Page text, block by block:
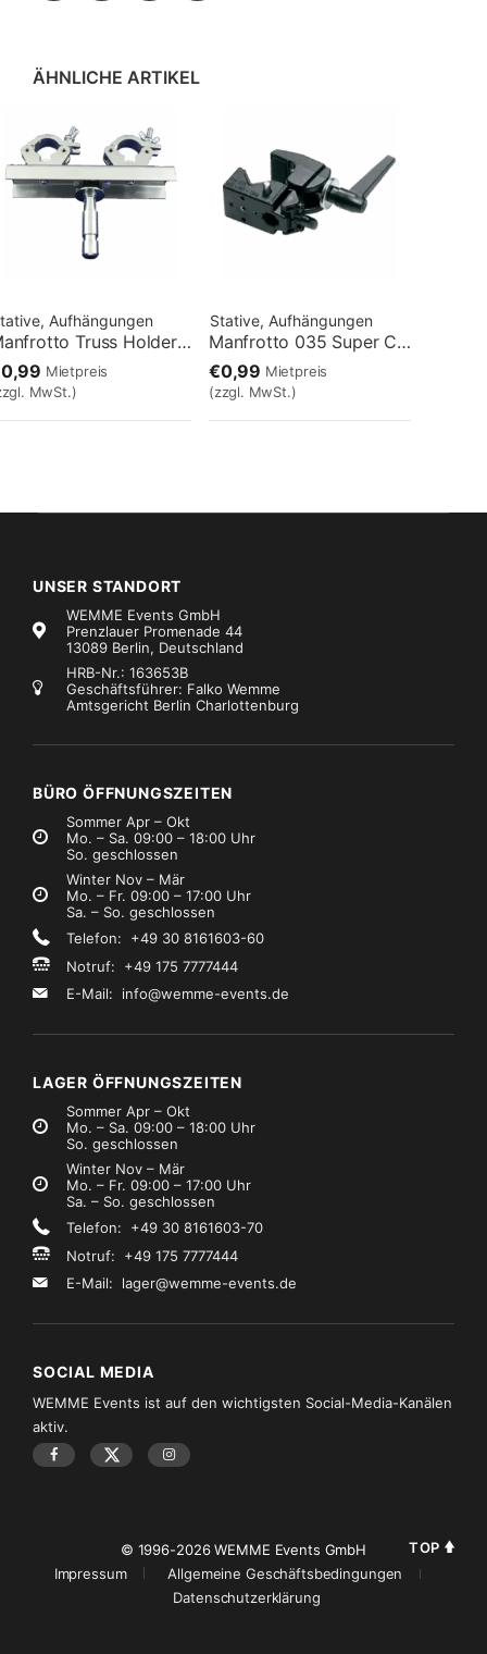
ÄHNLICHE ARTIKEL
Aufhängungen
Manfrotto Truss Holder 4P
Mietpreis
MwSt.)
Stative, Aufhängungen
Manfrotto 035 Super Clamp
€0,99 Mietpreis
(zzgl. MwSt.)
Aufhängungen
MwSt.)
Stative, Aufhängungen
(zzgl. MwSt.)
UNSER STANDORT
WEMME Events GmbH
Prenzlauer Promenade 44
13089 Berlin, Deutschland
HRB-Nr.: 163653B
Geschäftsführer: Falko Wemme
Amtsgericht Berlin Charlottenburg
BÜRO ÖFFNUNGSZEITEN
Sommer Apr – Okt
Mo. – Sa. 09:00 – 18:00 Uhr
So. geschlossen
Winter Nov – Mär
Mo. – Fr. 09:00 – 17:00 Uhr
Sa. – So. geschlossen
Telefon: +49 30 8161603-60
Notruf: +49 175 7777444
E-Mail: info@wemme-events.de
LAGER ÖFFNUNGSZEITEN
Sommer Apr – Okt
Mo. – Sa. 09:00 – 18:00 Uhr
So. geschlossen
Winter Nov – Mär
Mo. – Fr. 09:00 – 17:00 Uhr
Sa. – So. geschlossen
Telefon: +49 30 8161603-70
Notruf: +49 175 7777444
E-Mail: lager@wemme-events.de
SOCIAL MEDIA
WEMME Events ist auf den wichtigsten Social-Media-Kanälen
aktiv.
© 1996-2026 WEMME Events GmbH
Impressum
Allgemeine Geschäftsbedingungen
Datenschutzerklärung
TOP